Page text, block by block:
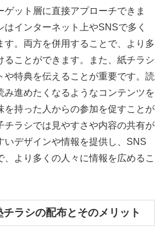
ゲット層に直接アプローチできま
インターネット上やSNSで多く
す。両方を併用することで、より多
ることができます。また、紙チラシ
や特典を伝えることが重要です。読
み進めたくなるようなコンテンツを
を持った人からの参加を促すことが
チラシでは見やすさや内容の共有が
いデザインや情報を提供し、SNS
、より多くの人々に情報を広めるこ
ラシの配布とそのメリット